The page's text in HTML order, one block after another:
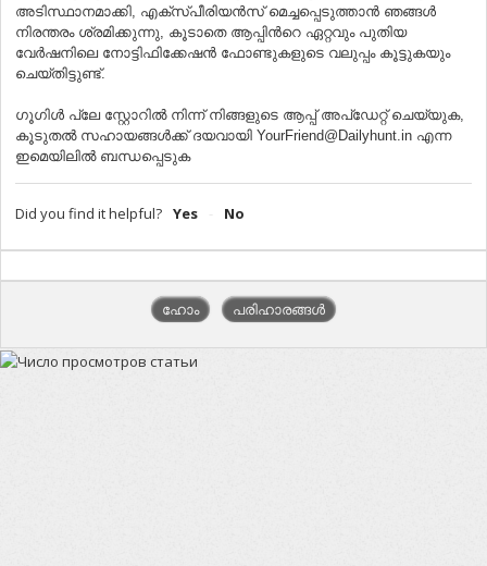
അടിസ്ഥാനമാക്കി, എക്സ്പീരിയന്‍സ് മെച്ചപ്പെടുത്താൻ ഞങ്ങൾ
നിരന്തരം ശ്രമിക്കുന്നു, കൂടാതെ ആപ്പിന്‍റെ ഏറ്റവും പുതിയ
വേര്‍ഷനിലെ നോട്ടിഫിക്കേഷന്‍ ഫോണ്ടുകളുടെ വലുപ്പം കൂട്ടുകയും
ചെയ്തിട്ടുണ്ട്.
ഗൂഗിൾ പ്ലേ സ്റ്റോറിൽ നിന്ന് നിങ്ങളുടെ ആപ്പ് അപ്‌ഡേറ്റ് ചെയ്യുക,
കൂടുതൽ സഹായങ്ങൾക്ക് ദയവായി YourFriend@Dailyhunt.in എന്ന
ഇമെയിലില്‍ ബന്ധപ്പെടുക
Did you find it helpful? Yes No
ഹോം പരിഹാരങ്ങൾ